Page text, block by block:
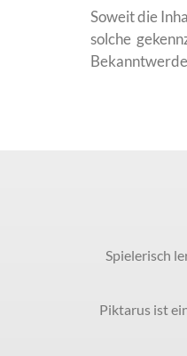
Soweit die
solche
Spielerisch
Piktarus ist